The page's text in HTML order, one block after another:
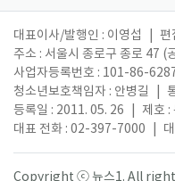
대표이사/발행인 : 이영섭 편
주소 : 서울시 종로구 종로 47 (
사업자등록번호 : 101-86-
청소년보호책임자 : 안병길
등록일 : 2011. 05. 26
제호
대표 전화 : 02-397-7000
Copyright ⓒ 뉴스1. All rights